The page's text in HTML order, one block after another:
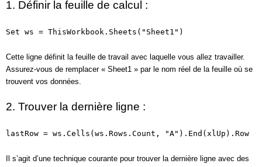
1. Définir la feuille de calcul :
Set ws = ThisWorkbook.Sheets("Sheet1")
Cette ligne définit la feuille de travail avec laquelle vous allez travailler.
Assurez-vous de remplacer « Sheet1 » par le nom réel de la feuille où se
trouvent vos données.
2. Trouver la dernière ligne :
lastRow = ws.Cells(ws.Rows.Count, "A").End(xlUp).Row
Il s’agit d’une technique courante pour trouver la dernière ligne avec des